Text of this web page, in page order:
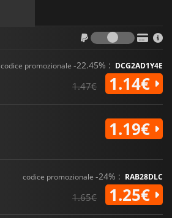
codice promozionale -22.45% : DCG2AD1Y4E
1.47€ 1.14€
1.19€
codice promozionale -24% : RAB28DLC
1.65€ 1.25€